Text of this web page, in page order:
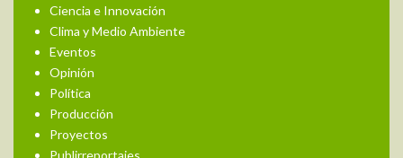
Ciencia e Innovación
Clima y Medio Ambiente
Eventos
Opinión
Política
Producción
Proyectos